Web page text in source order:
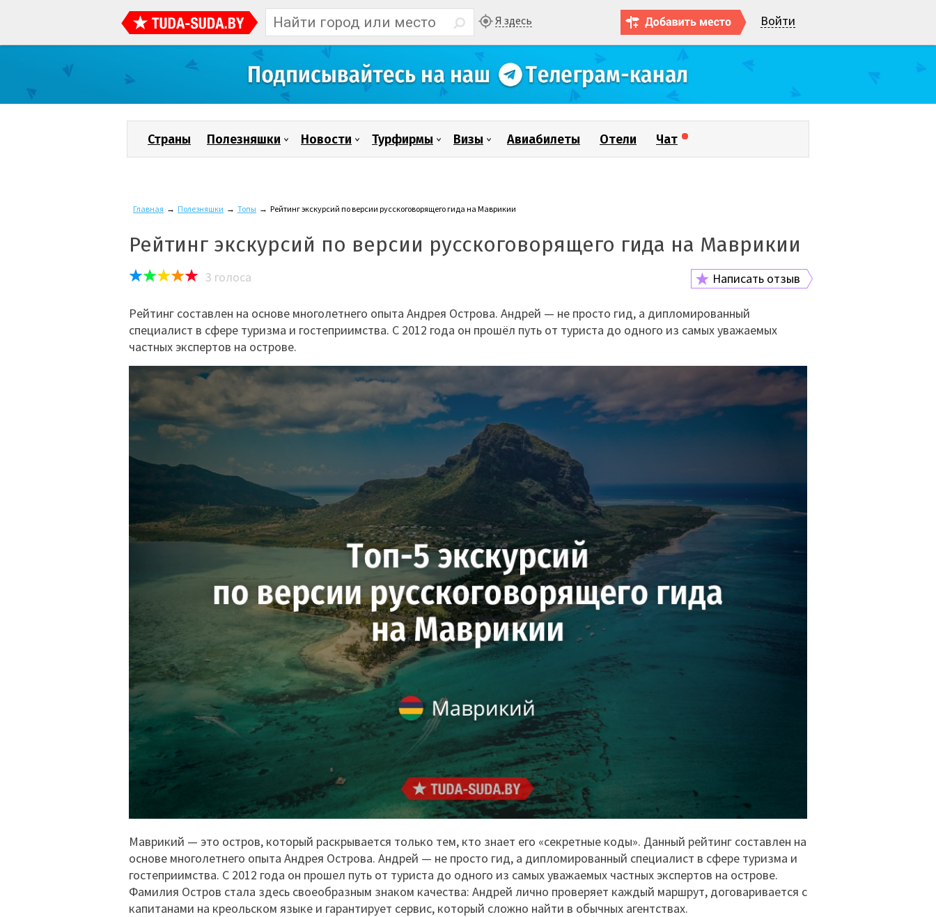
Я здесь Войти
Страны Полезняшки Новости Турфирмы Визы Авиабилеты Отели Чат
Главная → Полезняшки → Топы → Рейтинг экскурсий по версии русскоговорящего гида на Маврикии
Рейтинг экскурсий по версии русскоговорящего гида на Маврикии
3 голоса Написать отзыв
Рейтинг составлен на основе многолетнего опыта Андрея Острова. Андрей — не просто гид, а дипломированный
специалист в сфере туризма и гостеприимства. С 2012 года он прошёл путь от туриста до одного из самых уважаемых
частных экспертов на острове.
Маврикий — это остров, который раскрывается только тем, кто знает его «секретные коды». Данный рейтинг составлен на
основе многолетнего опыта Андрея Острова. Андрей — не просто гид, а дипломированный специалист в сфере туризма и
гостеприимства. С 2012 года он прошел путь от туриста до одного из самых уважаемых частных экспертов на острове.
Фамилия Остров стала здесь своеобразным знаком качества: Андрей лично проверяет каждый маршрут, договаривается с
капитанами на креольском языке и гарантирует сервис, который сложно найти в обычных агентствах.